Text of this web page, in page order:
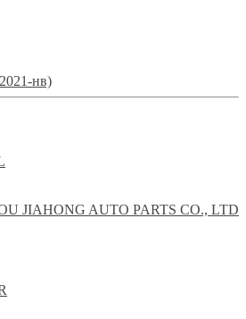
нв)
JIAHONG AUTO PARTS CO., LTD